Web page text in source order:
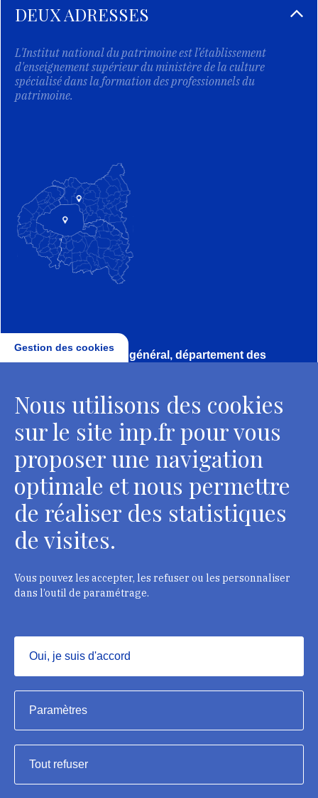
DEUX ADRESSES
L'Institut national du patrimoine est l’établissement
d'enseignement supérieur du ministère de la culture
spécialisé dans la formation des professionnels du
patrimoine.
Direction, secrétariat général, département des
2 rue Vivienne - 75002 Paris
Tél. : + 33 1 44 41 16 41
Contacts
Département des restaurateurs
124 rue Henri Barbusse - 93300 Aubervilliers
Contacts
Institut national du patrimoine, 2023
Mentions légales
Gestion des cookies
Nous utilisons des cookies
sur le site inp.fr pour vous
proposer une navigation
optimale et nous permettre
de réaliser des statistiques
de visites.
Vous pouvez les accepter, les refuser ou les personnaliser
dans l’outil de paramétrage.
Oui, je suis d'accord
Masquer
Paramètres
Tout refuser